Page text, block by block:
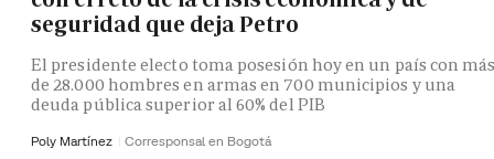
seguridad que deja Petro
El presidente electo toma posesión hoy en un país con
de 28.000 hombres en armas en 700 municipios y una
deuda pública superior al 60% del PIB
Poly Martínez Corresponsal en Bogotá